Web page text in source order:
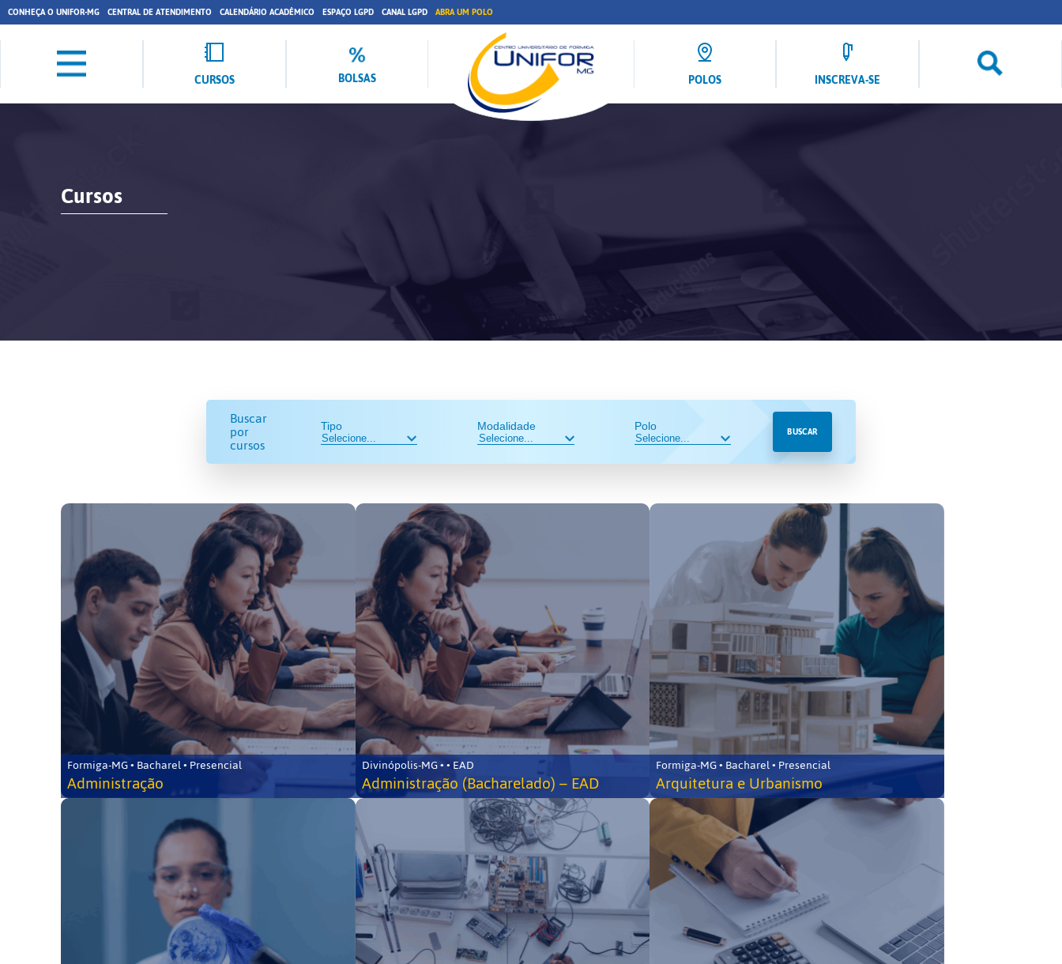
CONHEÇA O UNIFOR-MG CENTRAL DE ATENDIMENTO CALENDÁRIO ACADÊMICO ESPAÇO LGPD CANAL LGPD ABRA UM POLO
CURSOS BOLSAS POLOS INSCREVA-SE
Cursos
Buscar
por
cursos
Tipo Modalidade Polo BUSCAR
Formiga-MG • Bacharel • Presencial
Administração
Divinópolis-MG • • EAD
Administração (Bacharelado) – EAD
Formiga-MG • Bacharel • Presencial
Arquitetura e Urbanismo